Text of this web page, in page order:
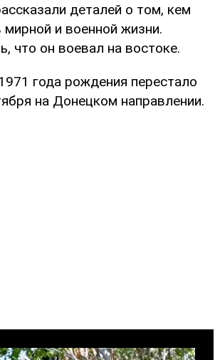
деталей о том, кем
и военной жизни.
что он воевал на востоке.
года рождения перестало
на Донецком направлении.